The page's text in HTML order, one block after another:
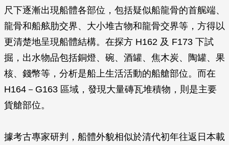
尺下逐漸出現船體各部位，包括疑似船龍骨的首艉端、
龍骨和船舷肋交界、大小堆古物和龍骨交界等，方得以
更清楚地呈現船體結構。在探方 H162 及 F173 下試
掘，出水物品包括銅燈、碗、酒罐、焦木炭、陶罐、果
核、錢幣等，分析是船上生活活動的船艙部位。而在
H164－G163 區域，發現大量磚瓦堆積物，則是主要
貨艙部位。
據考古專家研判，船體外貌相似於清代初年往返日本載